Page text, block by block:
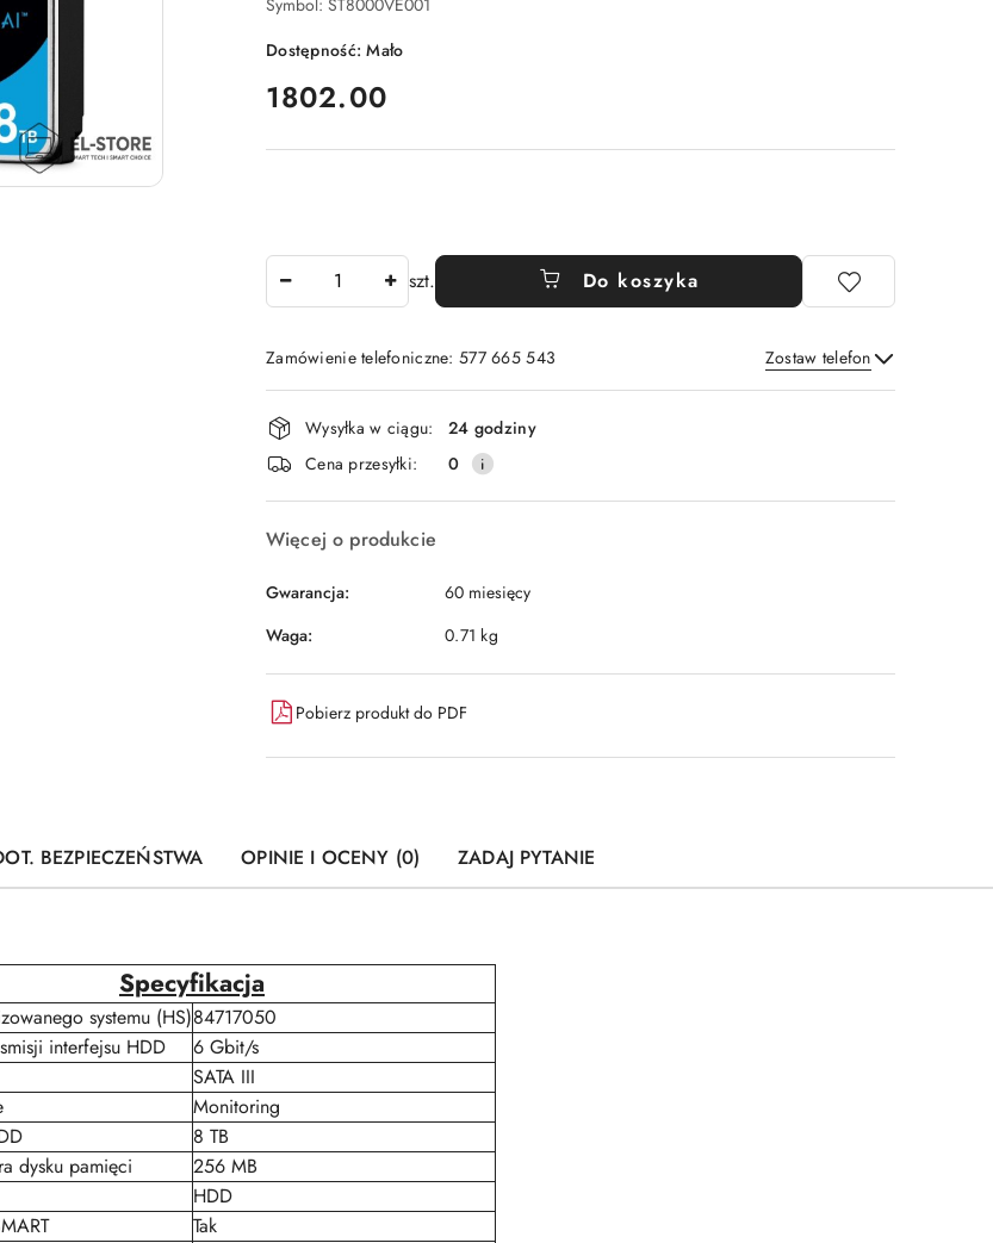
Symbol: ST8000VE001
Dostępność:Mało
cena:
1802.00
szt. Do koszyka
Zamówienie telefoniczne: 577 665 543 Zostaw telefon
Wyślij
Dostępność
i
dostawa
Wysyłka w ciągu:
24 godziny
Cena przesyłki:
0
Więcej o produkcie
Gwarancja:
60 miesięcy
Waga:
0.71 kg
Pobierz produkt do PDF
BEZPIECZEŃSTWA OPINIE I OCENY (0) ZADAJ PYTANIE
Specyfikacja
systemu (HS)84717050
interfejsu HDD
6 Gbit/s
SATA III
Monitoring
8 TB
dysku pamięci
256 MB
HDD
Tak